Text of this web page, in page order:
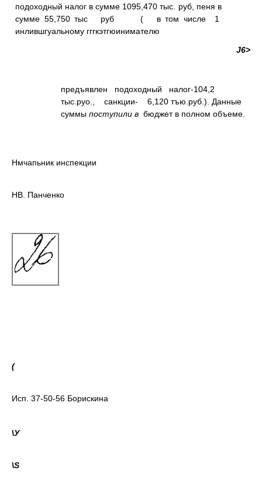
подоходный налог в сумме 1095,470 тыс. руб, пеня в
сумме 55,750 тыс руб ( в том числе 1
инлившгуальному гггкэтгюинимателю
J6>
предъявлен подоходный налог-104,2
тыс.руо., санкции- 6,120 тъю.руб.). Данные
суммы поступили в бюджет в полном объеме.
Нмчапьник инспекции
НВ. Панченко
(
Исп. 37-50-56 Борискина
\У
\S